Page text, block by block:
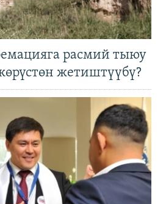
расмий тыюу
жетиштүүбү?